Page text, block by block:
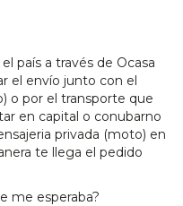
país a través de Ocasa
el envío junto con el
o por el transporte que
en capital o conubarno
privada (moto) en
te llega el pedido
me esperaba?